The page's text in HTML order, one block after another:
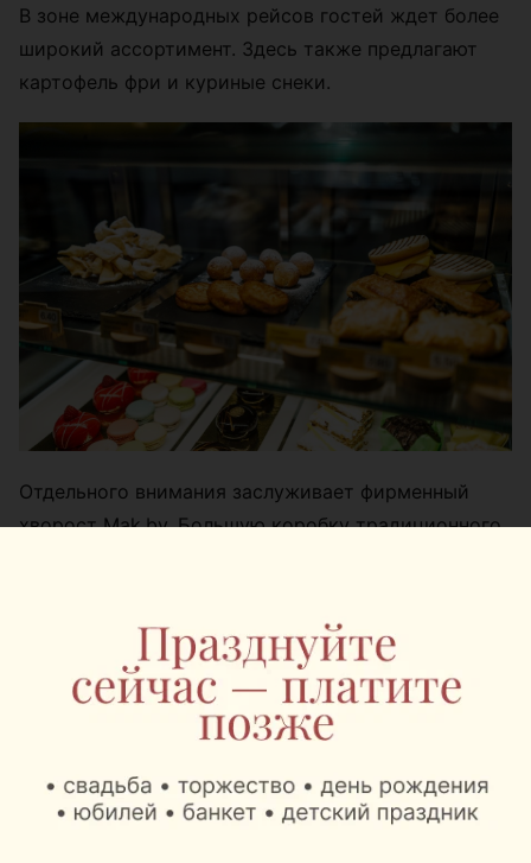
В зоне международных рейсов гостей ждет более
широкий ассортимент. Здесь также предлагают
картофель фри и куриные снеки.
Отдельного внимания заслуживает фирменный
хворост Mak.by. Большую коробку традиционного
из Беларуси.